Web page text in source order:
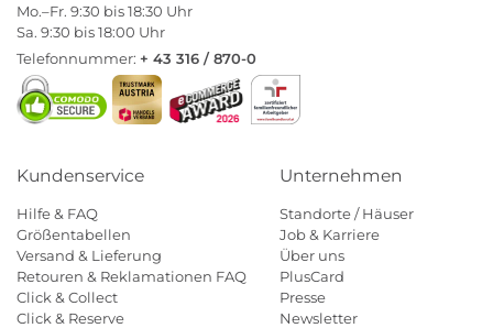
Mo.–Fr. 9:30 bis 18:30 Uhr
Sa. 9:30 bis 18:00 Uhr
Telefonnummer: + 43 316 / 870-0
Kundenservice
Hilfe & FAQ
Größentabellen
Versand & Lieferung
Retouren & Reklamationen FAQ
Click & Collect
Click & Reserve
Unternehmen
Standorte / Häuser
Job & Karriere
Über uns
PlusCard
Presse
Newsletter